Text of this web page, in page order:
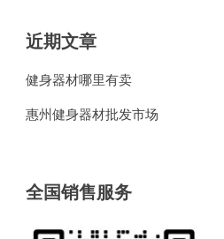
近期文章
健身器材哪里有卖
惠州健身器材批发市场
全国销售服务